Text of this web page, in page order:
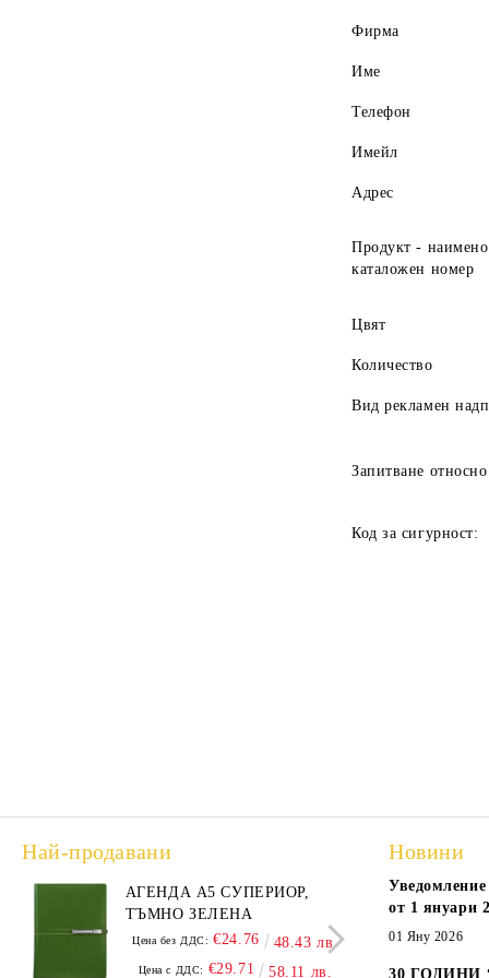
Фирма
Име
Телефон
Имейл
Адрес
Продукт -
каталожен номер
Цвят
Количество
Вид рекламен
Запитване относно
Код за сигурност:
Най-продавани
АГЕНДА А5 СУПЕРИОР,
ТЪМНО ЗЕЛЕНА
Цена без ДДС: €24.76 48.43 лв.
Цена с ДДС: €29.71 58.11 лв.
А5,
Цена
Новини
Уведомление
от 1 януари
01 Яну 2026
30 ГОДИНИ